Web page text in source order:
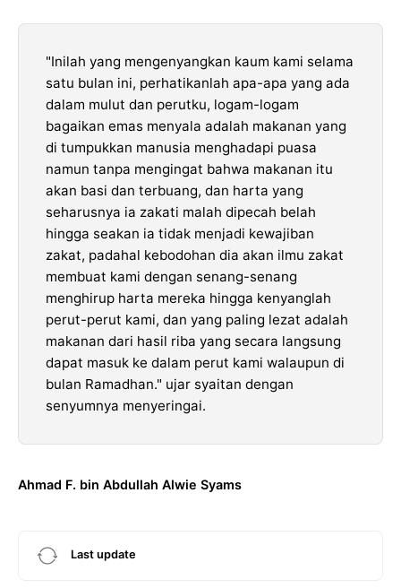
"Inilah yang mengenyangkan kaum kami selama
satu bulan ini, perhatikanlah apa-apa yang ada
dalam mulut dan perutku, logam-logam
bagaikan emas menyala adalah makanan yang
di tumpukkan manusia menghadapi puasa
namun tanpa mengingat bahwa makanan itu
akan basi dan terbuang, dan harta yang
seharusnya ia zakati malah dipecah belah
hingga seakan ia tidak menjadi kewajiban
zakat, padahal kebodohan dia akan ilmu zakat
membuat kami dengan senang-senang
menghirup harta mereka hingga kenyanglah
perut-perut kami, dan yang paling lezat adalah
makanan dari hasil riba yang secara langsung
dapat masuk ke dalam perut kami walaupun di
bulan Ramadhan." ujar syaitan dengan
senyumnya menyeringai.
Ahmad F. bin Abdullah Alwie Syams
Last update